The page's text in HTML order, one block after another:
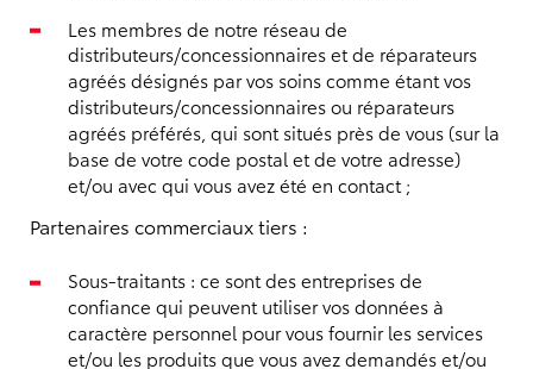
Les membres de notre réseau de
distributeurs/concessionnaires et de réparateurs
agréés désignés par vos soins comme étant vos
distributeurs/concessionnaires ou réparateurs
agréés préférés, qui sont situés près de vous (sur la
base de votre code postal et de votre adresse)
et/ou avec qui vous avez été en contact ;
Partenaires commerciaux tiers :
Sous-traitants : ce sont des entreprises de
confiance qui peuvent utiliser vos données à
caractère personnel pour vous fournir les services
et/ou les produits que vous avez demandés et/ou